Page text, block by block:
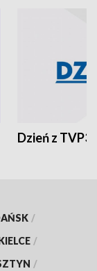
Dzień z TVP3
/
/
/